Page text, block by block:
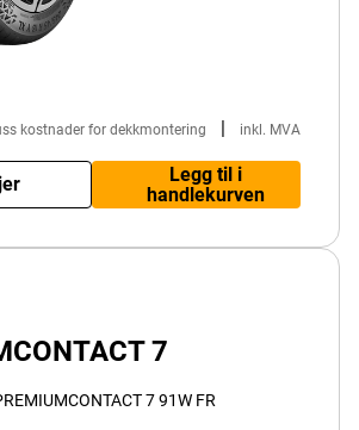
kostnader for dekkmontering | inkl. MVA
Legg til i
handlekurven
7
7 91W FR